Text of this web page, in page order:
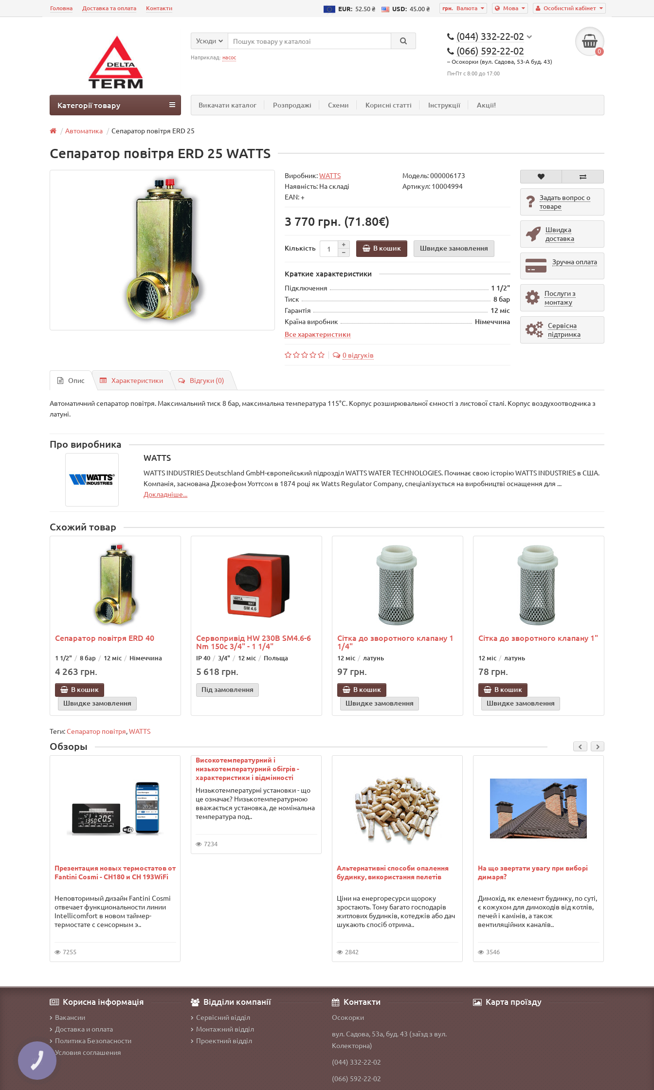
Особистий кабінет
Мова
грн. Валюта
EUR: 52.50 ₴ USD: 45.00 ₴
Головна Доставка та оплата Контакти
(044) 332-22-02
(066) 592-22-02
– Осокорки (вул. Садова, 53-А буд. 43)
Пн-Пт с 8:00 до 17:00
0
Усюди
Наприклад: насос
Викачати каталог Розпродажі Схеми Корисні статті Інструкції Акції!
Категорії товару
Автоматика Сепаратор повітря ERD 25
Сепаратор повітря ERD 25 WATTS
Виробник:WATTS Модель:000006173
Наявність: На складі
Артикул: 10004994
EAN: +
3 770 грн. (71.80€)
Кількість В кошик Швидке замовлення
Краткие характеристики
Підключення 1 1/2"
Тиск 8 бар
Гарантія 12 міс
Країна виробник
Німеччина
Все характеристики
0 відгуків
Задать вопрос о
товаре
Швидка
доставка
Зручна оплата
Послуги з
монтажу
Сервісна
підтримка
Опис Характеристики Відгуки (0)
Автоматичний сепаратор повітря. Максимальний тиск 8 бар, максимальна температура 115°С. Корпус розширювальної ємності з листової сталі. Корпус воздухоотводчика з
латуні.
Про виробника
WATTS
WATTS INDUSTRIES Deutschland GmbH-європейський підрозділ WATTS WATER TECHNOLOGIES. Починає свою історію WATTS INDUSTRIES в США.
Компанія, заснована Джозефом Уоттсом в 1874 році як Watts Regulator Company, спеціалізується на виробництві оснащення для ...
Докладніше...
Схожий товар
Сепаратор повітря ERD 40
1 1/2" 8 бар 12 міс Німеччина
4 263 грн.
В кошик
Швидке замовлення
Сервопривід HW 230В SM4.6-6
Nm 150c 3/4" - 1 1/4"
IР 40 3/4" 12 міс Польща
5 618 грн.
Під замовлення
Сітка до зворотного клапану 1
1/4"
12 міс латунь
97 грн.
В кошик
Швидке замовлення
Сітка до зворотного клапану 1"
12 міс латунь
78 грн.
В кошик
Швидке замовлення
Теги:Сепаратор повітря,WATTS
Обзоры
Презентация новых термостатов от
Fantini Cosmi - CH180 и CH 193WiFi
Неповторимый дизайн Fantini Cosmi
отвечает функциональности линии
Intellicomfort в новом таймер-
термостате с сенсорным э..
7255
Високотемпературний і
низькотемпературний обігрів -
характеристики і відмінності
Низькотемпературні установки - що
це означає? Низькотемпературною
вважається установка, де номінальна
температура под..
7234
Альтернативні способи опалення
будинку, використання пелетів
Ціни на енергоресурси щороку
зростають. Тому багато господарів
житлових будинків, котеджів або дач
шукають спосіб отрима..
2842
На що звертати увагу при виборі
димаря?
Димохід, як елемент будинку, по суті,
є кожухом для димоходів від котлів,
печей і камінів, а також
вентиляційних каналів..
3546
Корисна інформація
Вакансии
Доставка и оплата
Политика Безопасности
Условия соглашения
Відділи компанії
Сервісний відділ
Монтажний відділ
Проектний відділ
Контакти
Осокорки
вул. Садова, 53а, буд. 43 (заїзд з вул.
Колекторна)
(044) 332-22-02
(066) 592-22-02
Карта проїзду
КНОПКА
ЗВ'ЯЗКУ